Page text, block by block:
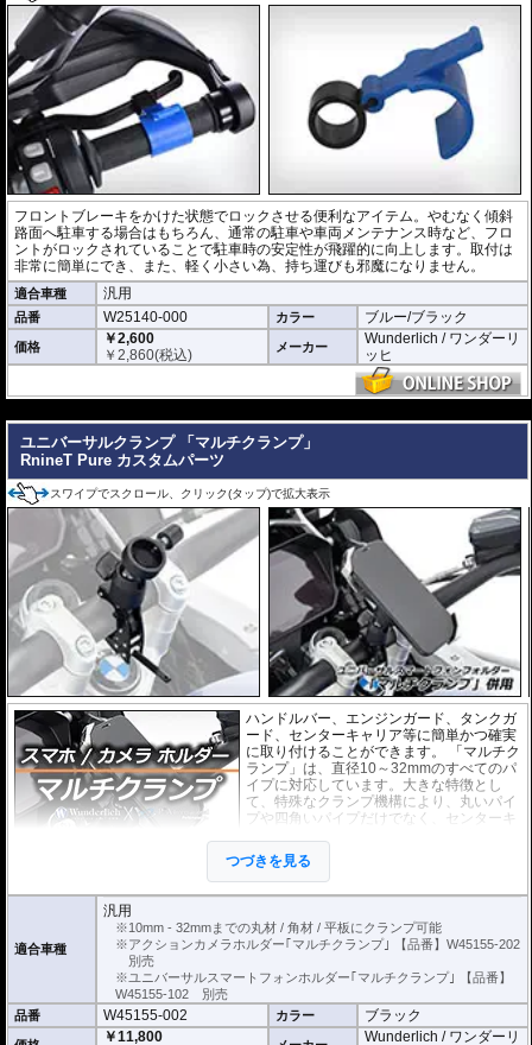
フロントブレーキをかけた状態でロックさせる便利なアイテム。やむなく傾斜
路面へ駐車する場合はもちろん、通常の駐車や車両メンテナンス時など、フロ
ントがロックされていることで駐車時の安定性が飛躍的に向上します。取付は
非常に簡単にでき、また、軽く小さい為、持ち運びも邪魔になりません。
適合車種 汎用
品番 W25140-000 カラー ブルー/ブラック
価格
￥2,600
￥2,860(税込) メーカー
Wunderlich / ワンダーリ
ッヒ
ユニバーサルクランプ 「マルチクランプ」
RnineT Pure カスタムパーツ
スワイプでスクロール、クリック(タップ)で拡大表示
ハンドルバー、エンジンガード、タンクガ
ード、センターキャリア等に簡単かつ確実
に取り付けることができます。 「マルチク
ランプ」は、直径10～32mmのすべてのパ
イプに対応しています。大きな特徴とし
て、特殊なクランプ機構により、丸いパイ
プや四角いパイプだけでなく、センターキ
いることです。
別売のスマートフォンホルダー
ョンカメラホルダーをご利用頂くことで、スマートに搭載が可能になります。
取付、取り外しは付属の専用トグルを使用して行います。 取り付けた後は、
トグルを外せば盗難を防ぐ事ができます。
ブラックアルマイト仕上げ アルミニウム製。
つづきを見る
適合車種
汎用
※10mm - 32mmまでの丸材 / 角材 / 平板にクランプ可能
※アクションカメラホルダー｢マルチクランプ｣ 【品番】W45155-202
別売
※ユニバーサルスマートフォンホルダー｢マルチクランプ｣ 【品番】
W45155-102 別売
品番
W45155-002 カラー ブラック
￥11,800 Wunderlich / ワンダーリ